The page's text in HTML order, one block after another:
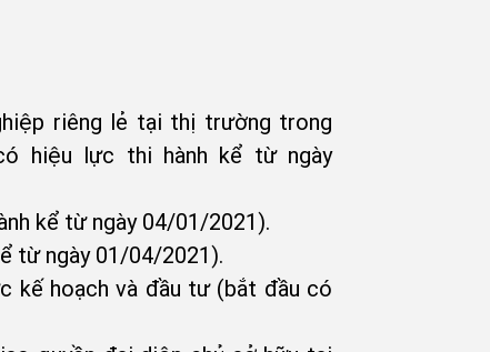
riêng lẻ tại thị trường trong
hiệu lực thi hành kể từ ngày
kể từ ngày 04/01/2021).
từ ngày 01/04/2021).
kế hoạch và đầu tư (bắt đầu có